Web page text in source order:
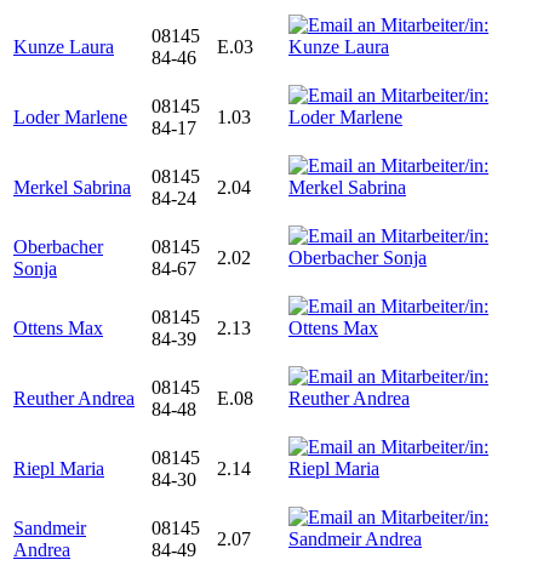
Kunze Laura
08145
84-46
E.03
Loder Marlene
08145
84-17
1.03
Merkel Sabrina
08145
84-24
2.04
Oberbacher
Sonja
08145
84-67
2.02
Ottens Max
08145
84-39
2.13
Reuther Andrea
08145
84-48
E.08
Riepl Maria
08145
84-30
2.14
Sandmeir
Andrea
08145
84-49
2.07